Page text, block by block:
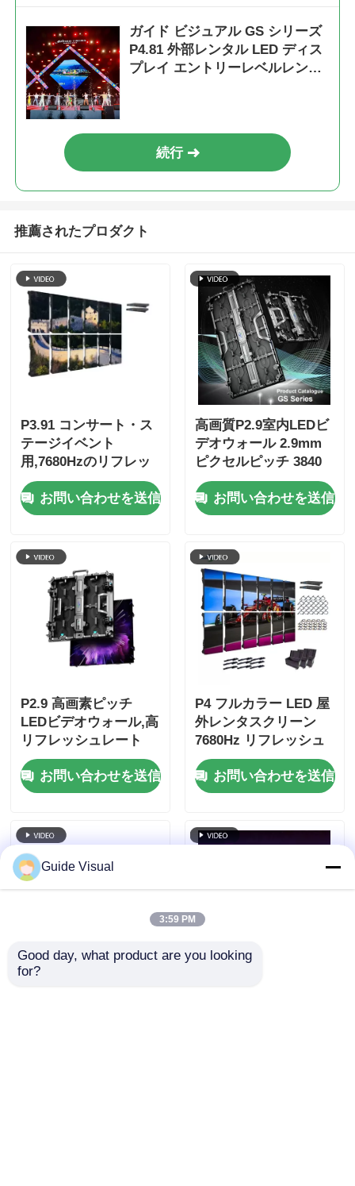
ガイド ビジュアル GS シリーズ
P4.81 外部レンタル LED ディス
プレイ エントリーレベルレンタ
続行
推薦されたプロダクト
P3.91 コンサート・ス
テージイベント
用,7680Hzのリフレッ
シュレート,フルカラー
ディスプレイ,IP65の保
護付きの屋外LED動画
お問い合わせを送信
高画質P2.9室内LEDビ
デオウォール 2.9mm
ピクセルピッチ 3840
Hzリフレッシュレート
と4500cd/sqm明るさ
お問い合わせを送信
P2.9 高画素ピッチ
LEDビデオウォール,高
リフレッシュレート
7680Hz,ステージイベ
ント用ダブルパワー&
シグナルバックアップ
お問い合わせを送信
P4 フルカラー LED 屋
外レンタスクリーン
7680Hz リフレッシュ
レートと IP65 防水 HD
ビデオ ウォールディス
プレイ
お問い合わせを送信
Guide Visual
3:59 PM
Good day, what product are you looking
for?